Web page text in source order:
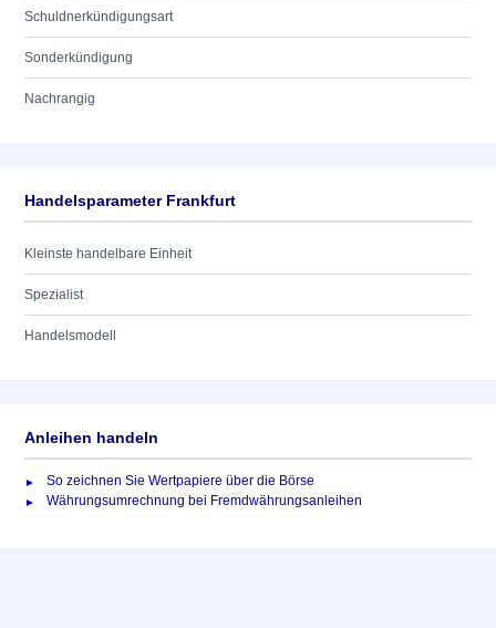
Schuldnerkündigungsart
Sonderkündigung
Nachrangig
Handelsparameter Frankfurt
Kleinste handelbare Einheit
Spezialist
Handelsmodell
Anleihen handeln
So zeichnen Sie Wertpapiere über die Börse
Währungsumrechnung bei Fremdwährungsanleihen